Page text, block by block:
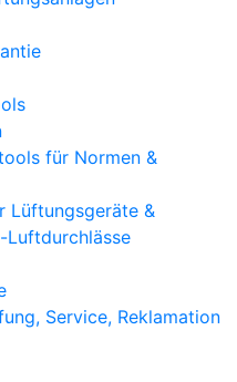
für Normen &
Lüftungsgeräte &
Luftdurchlässe
Service, Reklamation